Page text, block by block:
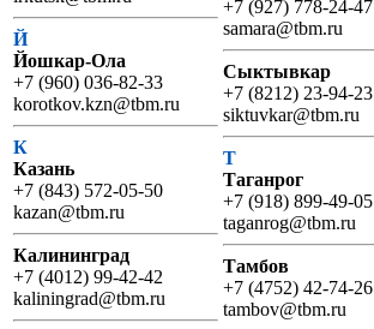
Й
Йошкар-Ола
+7 (960) 036-82-33
korotkov.kzn@tbm.ru
К
Казань
+7 (843) 572-05-50
kazan@tbm.ru
Калининград
+7 (4012) 99-42-42
kaliningrad@tbm.ru
+7 (927) 778-24-47
samara@tbm.ru
Сыктывкар
+7 (8212) 23-94-23
siktuvkar@tbm.ru
Т
Таганрог
+7 (918) 899-49-05
taganrog@tbm.ru
Тамбов
+7 (4752) 42-74-26
tambov@tbm.ru